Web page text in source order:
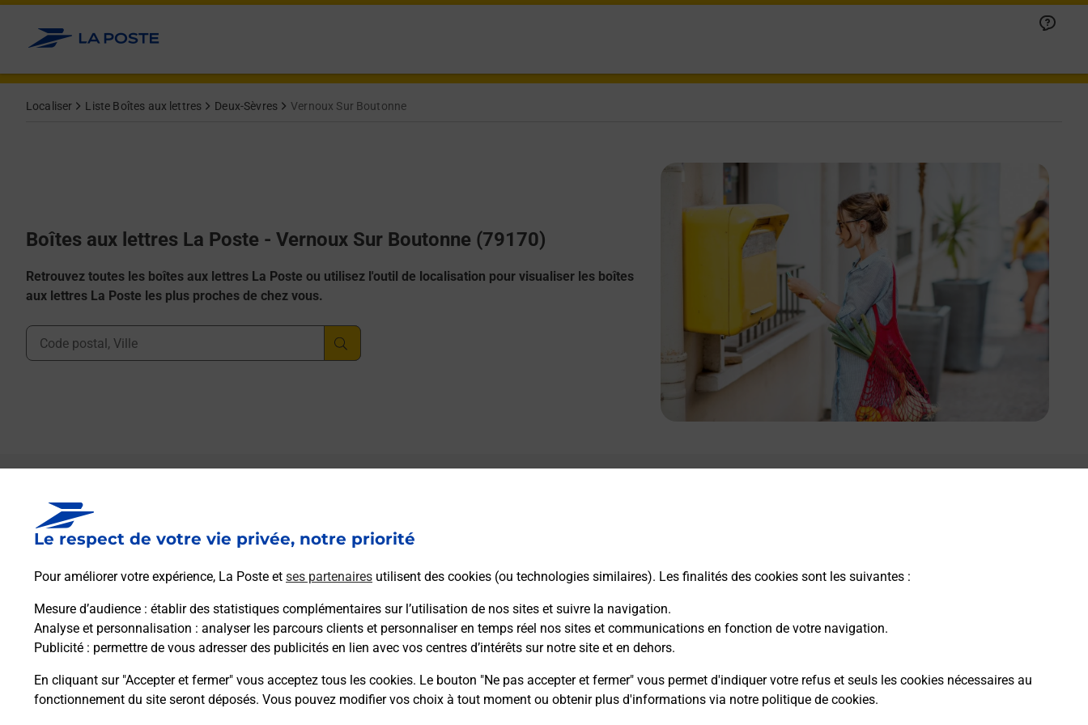
Le respect de votre vie privée, notre priorité
Pour améliorer votre expérience, La Poste et ses partenaires utilisent des cookies (ou technologies similaires). Les finalités des cookies sont les suivantes :
Mesure d’audience : établir des statistiques complémentaires sur l’utilisation de nos sites et suivre la navigation.
Analyse et personnalisation : analyser les parcours clients et personnaliser en temps réel nos sites et communications en fonction de votre navigation.
Publicité : permettre de vous adresser des publicités en lien avec vos centres d’intérêts sur notre site et en dehors.
En cliquant sur "Accepter et fermer" vous acceptez tous les cookies. Le bouton "Ne pas accepter et fermer" vous permet d'indiquer votre refus et seuls les cookies nécessaires au
fonctionnement du site seront déposés. Vous pouvez modifier vos choix à tout moment ou obtenir plus d'informations via notre politique de cookies.
Allez au contenu
Localiser Liste Boîtes aux lettres Deux-Sèvres Vernoux Sur Boutonne
Boîtes aux lettres La Poste - Vernoux Sur Boutonne (79170)
Retrouvez toutes les boîtes aux lettres La Poste ou utilisez l'outil de localisation pour visualiser les boîtes
aux lettres La Poste les plus proches de chez vous.
Ville, Département, Code Postal
Boîte aux lettres La Poste
Prochaine collecte du courrier lundià 09h00
9 Route De La Boutonne
Itinéraire